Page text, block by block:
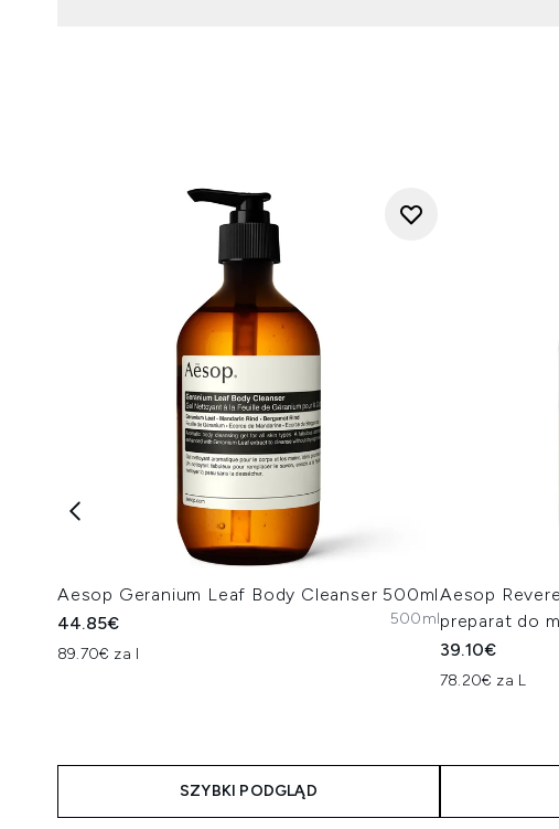
Aesop Geranium Leaf Body Cleanser 500ml
44.85€
89.70€ za l
500ml
SZYBKI PODGLĄD
Aesop
preparat do
39.10€
78.20€ za L